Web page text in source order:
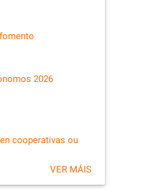
2026
cooperativas ou
VER MÁIS